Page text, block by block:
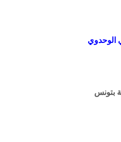
الوحدوي
بتونس